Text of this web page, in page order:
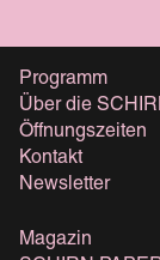
Programm
Über die
Öffnungszeiten
Kontakt
Newsletter
Magazin